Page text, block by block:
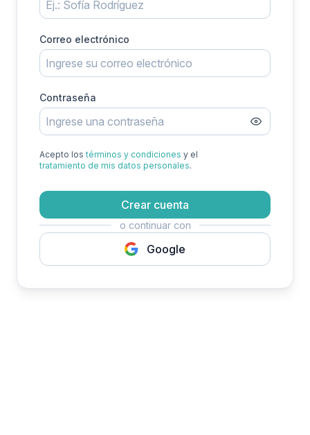
Correo electrónico
Contraseña
Acepto los términos y condiciones y el
tratamiento de mis datos personales.
Crear cuenta
o continuar con
Google